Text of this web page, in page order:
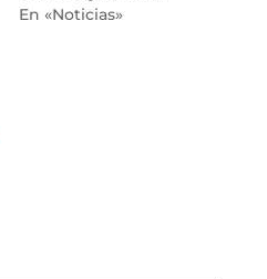
En «Noticias»